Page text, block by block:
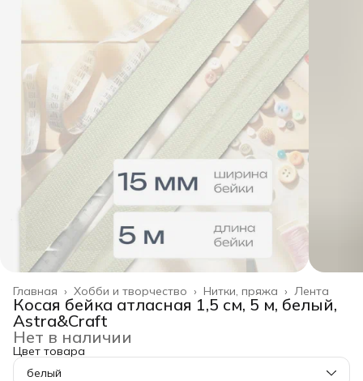
Лента
Нитки, пряжа ›
Хобби и творчество ›
Главная ›
Косая бейка атласная 1,5 см, 5 м, белый,
Astra&Craft
Нет в наличии
Цвет товара
белый